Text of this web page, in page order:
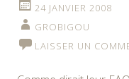
24 JANVIER 2008
GROBIGOU
LAISSER UN